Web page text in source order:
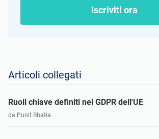
Iscriviti ora
Articoli collegati
Ruoli chiave definiti nel GDPR dell'UE
da Punit Bhatia